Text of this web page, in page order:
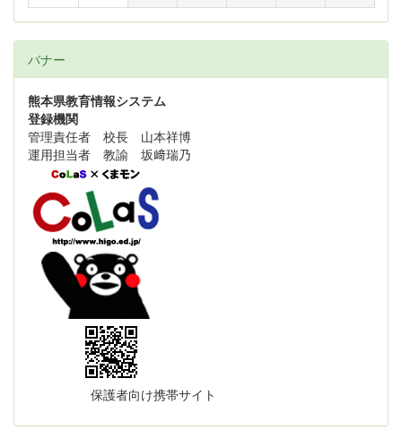
バナー
熊本県教育情報システム
登録機関
管理責任者 校長 山本祥博
運用担当者 教諭 坂﨑瑞乃
保護者向け携帯サイト